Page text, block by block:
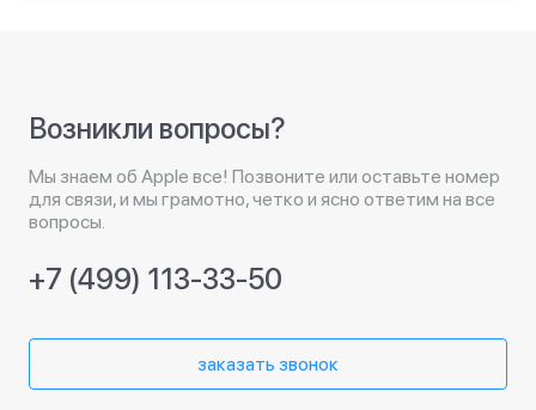
Возникли вопросы?
Мы знаем об Apple все! Позвоните или оставьте номер
для связи, и мы грамотно, четко и ясно ответим на все
вопросы.
+7 (499) 113-33-50
заказать звонок